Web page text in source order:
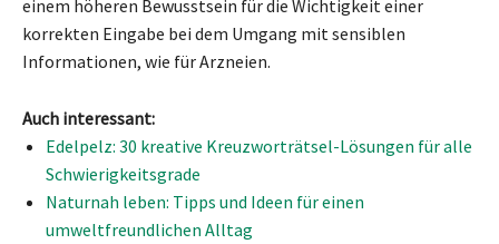
einem höheren Bewusstsein für die Wichtigkeit einer
korrekten Eingabe bei dem Umgang mit sensiblen
Informationen, wie für Arzneien.
Auch interessant:
Edelpelz: 30 kreative Kreuzworträtsel-Lösungen für alle
Schwierigkeitsgrade
Naturnah leben: Tipps und Ideen für einen
umweltfreundlichen Alltag